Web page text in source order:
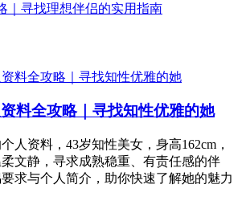
｜寻找理想伴侣的实用指南
料全攻略｜寻找知性优雅的她
人资料，43岁知性美女，身高162cm，
文静，寻求成熟稳重、有责任感的伴
求与个人简介，助你快速了解她的魅力